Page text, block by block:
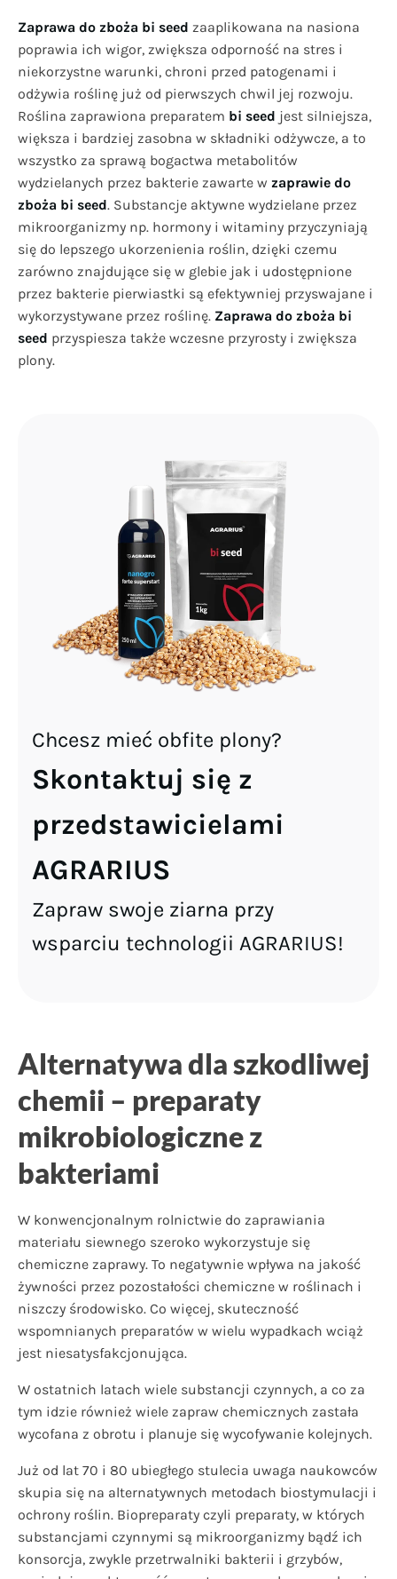
Zaprawa do zboża bi seed zaaplikowana na nasiona
poprawia ich wigor, zwiększa odporność na stres i
niekorzystne warunki, chroni przed patogenami i
odżywia roślinę już od pierwszych chwil jej rozwoju.
Roślina zaprawiona preparatem bi seed jest silniejsza,
większa i bardziej zasobna w składniki odżywcze, a to
wszystko za sprawą bogactwa metabolitów
wydzielanych przez bakterie zawarte w zaprawie do
zboża bi seed. Substancje aktywne wydzielane przez
mikroorganizmy np. hormony i witaminy przyczyniają
się do lepszego ukorzenienia roślin, dzięki czemu
zarówno znajdujące się w glebie jak i udostępnione
przez bakterie pierwiastki są efektywniej przyswajane i
wykorzystywane przez roślinę. Zaprawa do zboża bi
seed przyspiesza także wczesne przyrosty i zwiększa
plony.
Chcesz mieć obfite plony?
Skontaktuj się z
przedstawicielami
AGRARIUS
Zapraw swoje ziarna przy
wsparciu technologii AGRARIUS!
Alternatywa dla szkodliwej
chemii – preparaty
mikrobiologiczne z
bakteriami
W konwencjonalnym rolnictwie do zaprawiania
materiału siewnego szeroko wykorzystuje się
chemiczne zaprawy. To negatywnie wpływa na jakość
żywności przez pozostałości chemiczne w roślinach i
niszczy środowisko. Co więcej, skuteczność
wspomnianych preparatów w wielu wypadkach wciąż
jest niesatysfakcjonująca.
W ostatnich latach wiele substancji czynnych, a co za
tym idzie również wiele zapraw chemicznych zastała
wycofana z obrotu i planuje się wycofywanie kolejnych.
Już od lat 70 i 80 ubiegłego stulecia uwaga naukowców
skupia się na alternatywnych metodach biostymulacji i
ochrony roślin. Biopreparaty czyli preparaty, w których
substancjami czynnymi są mikroorganizmy bądź ich
konsorcja, zwykle przetrwalniki bakterii i grzybów,